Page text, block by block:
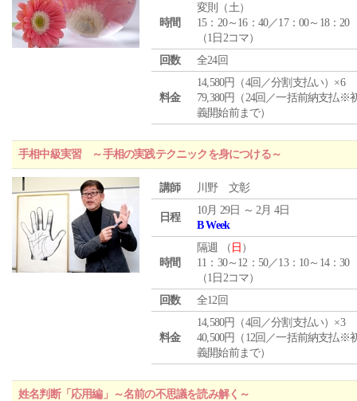
時間
変則（土）
15：20～16：40／17：00～18：20
（1日2コマ）
回数
全24回
料金
14,580円（4回／分割支払い）×6
79,380円（24回／一括前納支払※
義開始前まで）
手相中級実習 ～手相の実践テクニックを身につける～
講師 川野 文彰
日程
10月 29日 ～ 2月 4日
B Week
時間
隔週 （ 日 ）
11：30～12：50／13：10～14：30
（1日2コマ）
回数
全12回
料金
14,580円（4回／分割支払い）×3
40,500円（12回／一括前納支払※
義開始前まで）
姓名判断「応用編」～名前の不思議を読み解く～